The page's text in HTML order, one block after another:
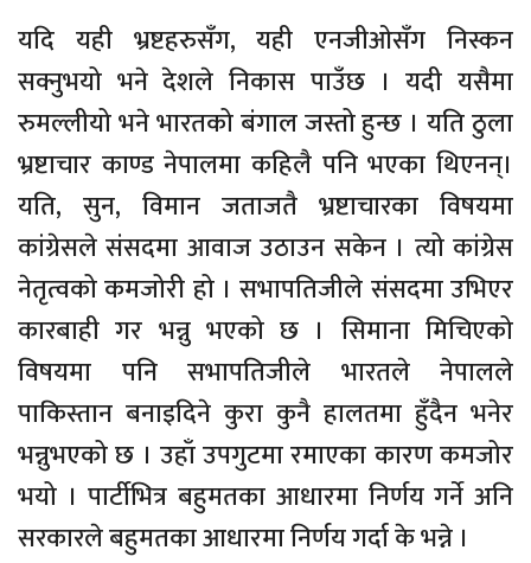
यदि यही भ्रष्टहरुसँग, यही एनजीओसँग निस्कन
सक्नुभयो भने देशले निकास पाउँछ । यदी यसैमा
रुमल्लीयो भने भारतको बंगाल जस्तो हुन्छ । यति ठुला
भ्रष्टाचार काण्ड नेपालमा कहिलै पनि भएका थिएनन्।
यति, सुन, विमान जताजतै भ्रष्टाचारका विषयमा
कांग्रेसले संसदमा आवाज उठाउन सकेन । त्यो कांग्रेस
नेतृत्वको कमजोरी हो । सभापतिजीले संसदमा उभिएर
कारबाही गर भन्नु भएको छ । सिमाना मिचिएको
विषयमा पनि सभापतिजीले भारतले नेपालले
पाकिस्तान बनाइदिने कुरा कुनै हालतमा हुँदैन भनेर
भन्नुभएको छ । उहाँ उपगुटमा रमाएका कारण कमजोर
भयो । पार्टीभित्र बहुमतका आधारमा निर्णय गर्ने अनि
सरकारले बहुमतका आधारमा निर्णय गर्दा के भन्ने ।